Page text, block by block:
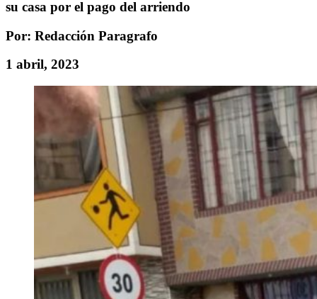
su casa por el pago del arriendo
Por: Redacción Paragrafo
1 abril, 2023